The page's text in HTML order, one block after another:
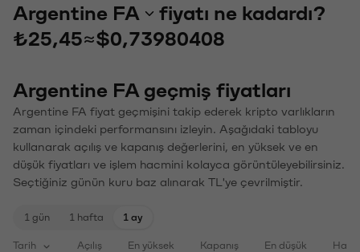
Argentine FA
fiyatı ne kadardı?
₺25,45≈$0,73980408
Argentine FA geçmiş fiyatları
Argentine FA fiyat geçmişini takip ederek kripto varlıkların
zaman içindeki performansını izleyin. Aşağıdaki tabloyu
kullanarak açılış ve kapanış değerlerini, en yüksek ve en
düşük fiyatları ve işlem hacmini kolayca görüntüleyebilirsiniz.
Seçtiğiniz günün kuru baz alınarak TL'ye çevrilmiştir.
1 gün 1 hafta 1 ay
Tarih Açılış En yüksek Kapanış En düşük